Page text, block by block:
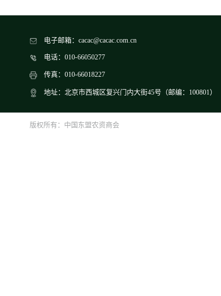
电子邮箱：cacac@cacac.com.cn
电话：010-66050277
传真：010-66018227
地址：北京市西城区复兴门内大街45号（邮编：100801）
版权所有：中国东盟农资商会